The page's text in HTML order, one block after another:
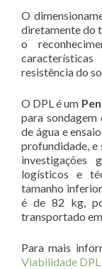
O
diretamente do
o
resistência do
O DPL é um
para
de água e
profundidade, e
investigações
logísticos e
tamanho
é de 82 kg,
transportado
Para mais
Viabilidade DPL